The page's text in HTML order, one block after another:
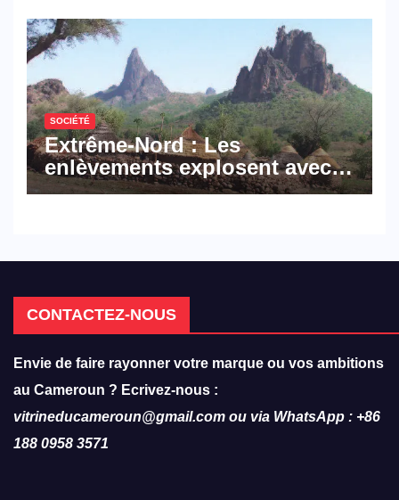
hôtellerie-restauration
SOCIÉTÉ
Extrême-Nord : Les
enlèvements explosent avec
308 victimes en trois mois
CONTACTEZ-NOUS
Envie de faire rayonner votre marque ou vos ambitions
au Cameroun ? Ecrivez-nous :
vitrineducameroun@gmail.com ou via WhatsApp : +86
188 0958 3571